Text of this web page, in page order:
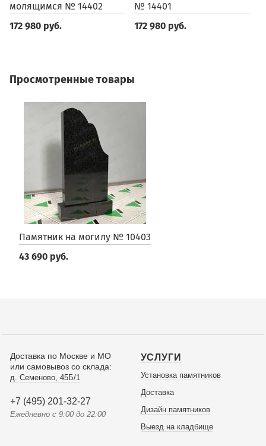
молящимся № 14402
172 980 руб.
№ 14401
172 980 руб.
Просмотренные товары
Памятник на могилу № 10403
43 690 руб.
Доставка по Москве и МО
или самовывоз со склада:
д. Семеново, 45Б/1
+7 (495) 201-32-27
Ежедневно с 9:00 до 22:00
УСЛУГИ
Установка памятников
Доставка
Дизайн памятников
Выезд на кладбище